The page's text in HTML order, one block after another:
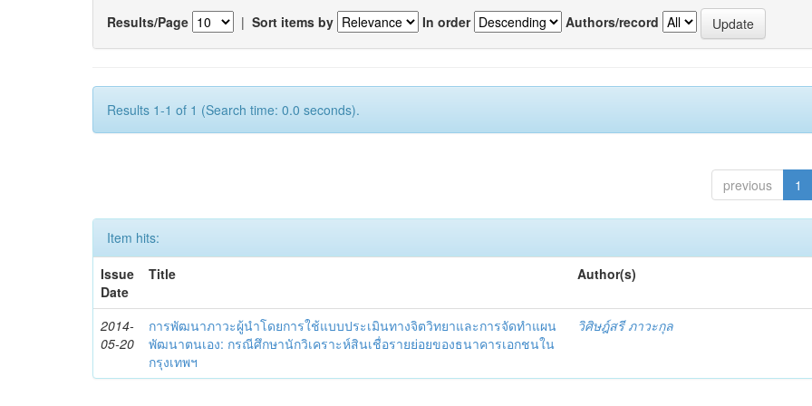
Results/Page | Sort items by In order Authors/record
Results 1-1 of 1 (Search time: 0.0 seconds).
previous 1
Item hits:
Issue
Date
Title Author(s)
2014-
05-20
การพัฒนาภาวะผู้นำโดยการใช้แบบประเมินทางจิตวิทยาและการจัดทำแผน
พัฒนาตนเอง: กรณีศึกษานักวิเคราะห์สินเชื่อรายย่อยของธนาคารเอกชนใน
กรุงเทพฯ
วิศิษฎ์สรี ภาวะกุล